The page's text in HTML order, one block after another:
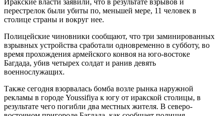
Иракские власти заявили, что в результате взрывов и
перестрелок были убиты по, меньшей мере, 11 человек в
столице страны и вокруг нее.
Полицейские чиновники сообщают, что три заминированных
взрывных устройства сработали одновременно в субботу, во
время прохождения армейского конвоя на юго-востоке
Багдада, убив четырех солдат и ранив девять
военнослужащих.
Также сегодня взорвалась бомба возле рынка наружной
рекламы в городе Youssifiya к югу от иракской столицы, в
результате чего погибли два местных жителя. В северо-